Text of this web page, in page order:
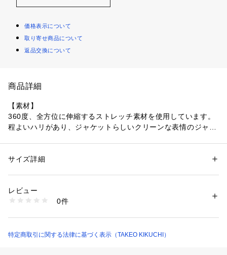
価格表示について
取り寄せ商品について
返品交換について
商品詳細
【素材】
360度、全方位に伸縮するストレッチ素材を使用しています。
程よいハリがあり、ジャケットらしいクリーンな表情のジャー
【デザイン】
程よくゆとりを持たせたリラックスシルエットにすることで、
長時間のデスクワークでも快適にお過ごしいただけます。
を選ばない着回し力の高さもポイント。
性別：メンズ
素材：表地: ポリエステル91％ ポリウレタン9％ 裏地: ポリエステル100％
商品番号：
170-45120 （ショップ）
サイズ詳細
レビュー
0件
特定商取引に関する法律に基づく表示（TAKEO KIKUCHI）